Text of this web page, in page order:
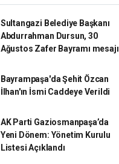
Sultangazi Belediye Başkanı
Abdurrahman Dursun, 30
Ağustos Zafer Bayramı mesajı
Bayrampaşa'da Şehit Özcan
İlhan'ın İsmi Caddeye Verildi
AK Parti Gaziosmanpaşa’da
Yeni Dönem: Yönetim Kurulu
Listesi Açıklandı